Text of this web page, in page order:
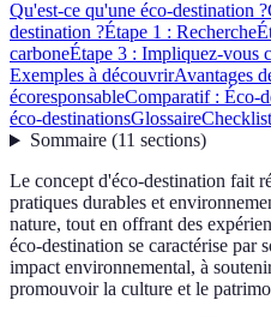
Qu'est-ce qu'une éco-destination ?
destination ?Étape 1 : Recherche
carboneÉtape 3 : Impliquez-vous
Exemples à découvrirAvantages
écoresponsableComparatif : Éco-
éco-destinationsGlossaire
Sommaire(11 sections)
Le concept d'éco-destination fait
pratiques durables et
nature, tout en offrant des
éco-destination se caractérise par
impact environnemental, à
promouvoir la culture et le